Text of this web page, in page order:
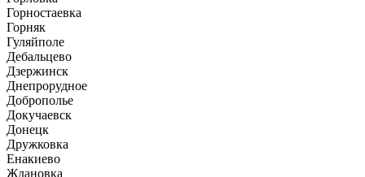
Горностаевка
Горняк
Гуляйполе
Дебальцево
Дзержинск
Днепрорудное
Доброполье
Докучаевск
Донецк
Дружковка
Енакиево
Ждановка